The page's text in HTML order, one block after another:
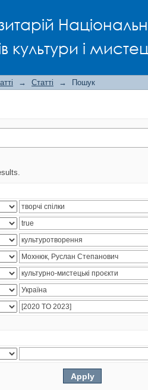
культури і
→ Статті → Пошук